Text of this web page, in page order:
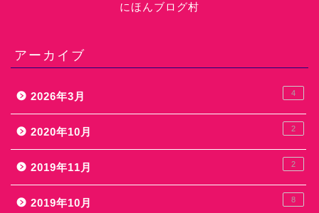
にほんブログ村
アーカイブ
2026年3月 4
2020年10月 2
2019年11月 2
2019年10月 8